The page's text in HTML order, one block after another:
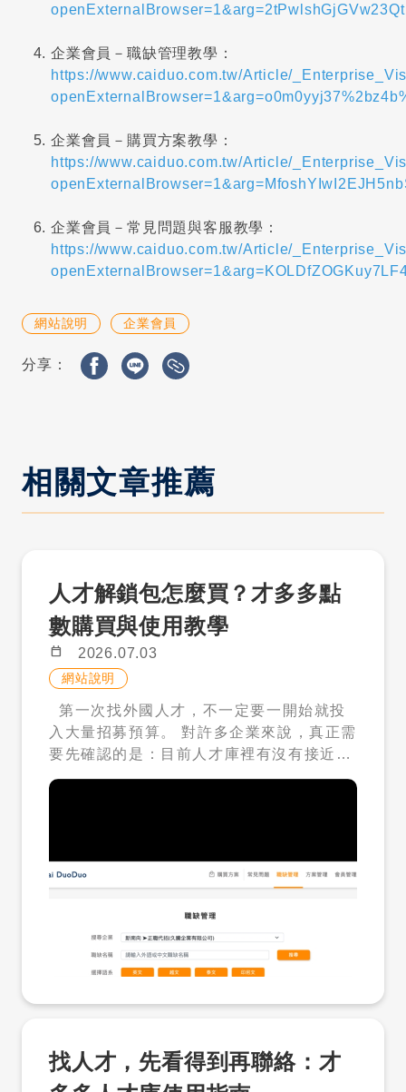
企業會員－職缺管理教學：
https://www.caiduo.com.tw/Article/
企業會員－購買方案教學：
https://www.caiduo.com.tw/Article/
企業會員－常見問題與客服教學：
https://www.caiduo.com.tw/Article/
網站說明 企業會員
分享：
相關文章推薦
人才解鎖包怎麼買？才多多點
數購買與使用教學
calendar_today 2026.07.03
網站說明
第一次找外國人才，不一定要一開始就投
入大量招募預算。 對許多企業來說，真正需
要先確認的是：目前人才庫裡有沒有接近需
求的人才？履歷條件是否符合職缺？如果看
件，符合需求後再解鎖聯絡方式。 一、這
不是單純買點數，而是外國人才招募的第一
場上有沒有符合條件的外國人才。 不知道職
缺適合找僑外生、新住民、外籍專業人才，
解鎖包的用途，是讓企業先用低門檻方式看
見人才。後續如果需要協助，才多多也可以
找人才，先看得到再聯絡：才